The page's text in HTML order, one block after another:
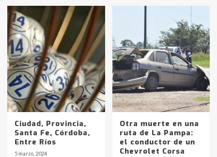
Ciudad, Provincia,
Santa Fe, Córdoba,
Entre Ríos
5 marzo, 2024
Otra muerte en una
ruta de La Pampa:
el conductor de un
Chevrolet Corsa